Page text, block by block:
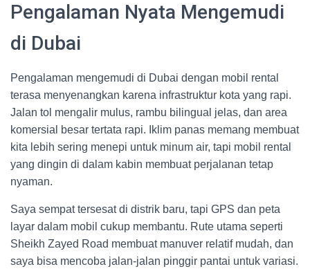
Pengalaman Nyata Mengemudi
di Dubai
Pengalaman mengemudi di Dubai dengan mobil rental
terasa menyenangkan karena infrastruktur kota yang rapi.
Jalan tol mengalir mulus, rambu bilingual jelas, dan area
komersial besar tertata rapi. Iklim panas memang membuat
kita lebih sering menepi untuk minum air, tapi mobil rental
yang dingin di dalam kabin membuat perjalanan tetap
nyaman.
Saya sempat tersesat di distrik baru, tapi GPS dan peta
layar dalam mobil cukup membantu. Rute utama seperti
Sheikh Zayed Road membuat manuver relatif mudah, dan
saya bisa mencoba jalan-jalan pinggir pantai untuk variasi.